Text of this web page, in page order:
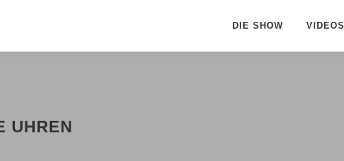
DIE SHOW VIDEOS
UHREN